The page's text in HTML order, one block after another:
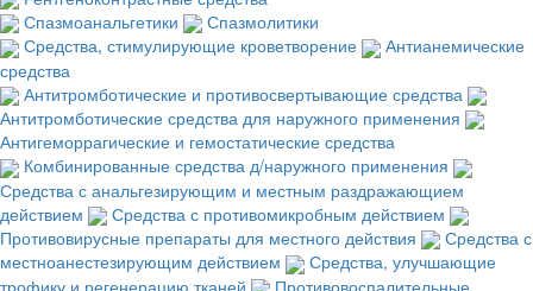
Спазмоанальгетики
Спазмолитики
Средства, стимулирующие кроветворение
Антианемические
средства
Антитромботические и противосвертывающие средства
Антитромботические средства для наружного применения
Антигеморрагические и гемостатические средства
Комбинированные средства д/наружного применения
Средства с анальгезирующим и местным раздражающием
действием
Средства с противомикробным действием
Противовирусные препараты для местного действия
Средства с
местноанестезирующим действием
Средства, улучшающие
трофику и регенерацию тканей
Противовоспалительные